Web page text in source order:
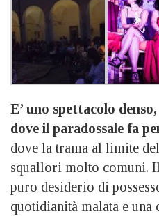
E’ uno spettacolo
dove il paradossale fa
dove la trama al limite
squallori molto comuni.
puro desiderio di
quotidianità malata e una